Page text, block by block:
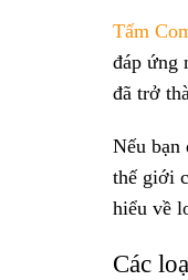
Tấm
đáp ứng
đã trở
Nếu bạn
thế giới
hiểu về
Các